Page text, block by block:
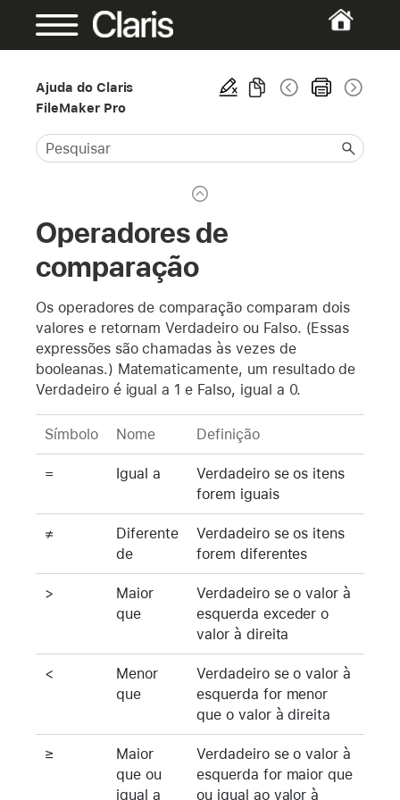
Ajuda do Claris
FileMaker Pro
Operadores de
comparação
Os operadores de comparação comparam dois
valores e retornam Verdadeiro ou Falso. (Essas
expressões são chamadas às vezes de
booleanas.) Matematicamente, um resultado de
Verdadeiro é igual a 1 e Falso, igual a 0.
Símbolo Nome Definição
= Igual a
Verdadeiro se os itens
forem iguais
≠
Diferente
de
Verdadeiro se os itens
forem diferentes
>
Maior
que
Verdadeiro se o valor à
esquerda exceder o
valor à direita
<
Menor
que
Verdadeiro se o valor à
esquerda for menor
que o valor à direita
≥
Maior
que ou
igual a
Verdadeiro se o valor à
esquerda for maior que
ou igual ao valor à